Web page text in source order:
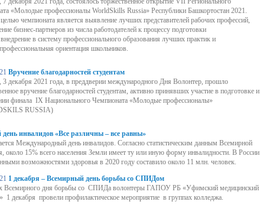
«Молодые профессионалы WorldSkills Russia» Республики Башкортостан 2021.
чемпионата является выявление лучших представителей рабочих профессий,
бизнес-партнеров из числа работодателей к процессу подготовки
в систему профессионального образования лучших практик и
ориентация школьников.
Вручение благодарностей студентам
3 декабря 2021 года, в преддверии международного Дня Волонтер, прошло
вручение благодарностей студентам, активно принявших участие в подготовке и
финала IX Национального Чемпионата «Молодые профессионалы»
RUSSIA)
инвалидов «Все различны – все равны»
Международный день инвалидов. Согласно статистическим данным Всемирной
около 15% всего населения Земли имеет ту или иную форму инвалидности. В России
возможностями здоровья в 2020 году составило около 11 млн. человек.
1 декабря – Всемирный день борьбы со СПИДом
Всемирного дня борьбы со СПИДа волонтеры ГАПОУ РБ «Уфимский медицинский
1 декабря провели профилактическое мероприятие в группах колледжа.